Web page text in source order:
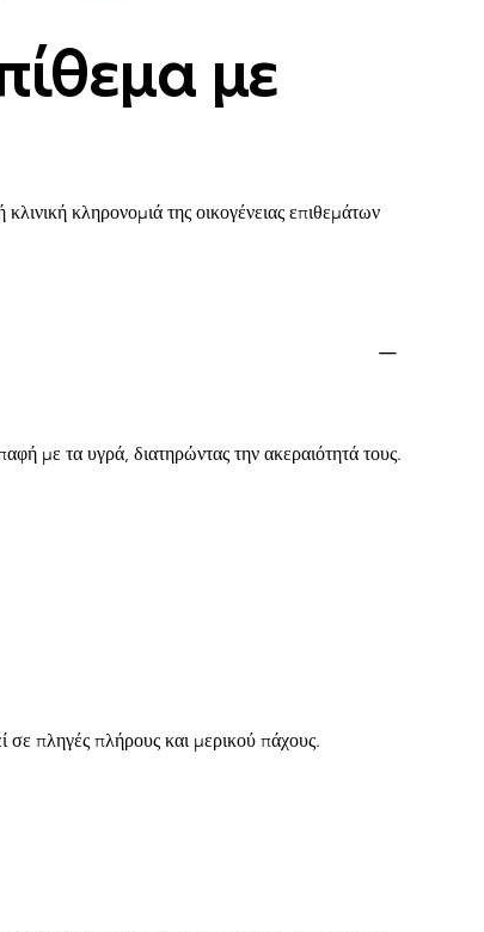
με
κληρονομιά της οικογένειας επιθεμάτων
με τα υγρά, διατηρώντας την ακεραιότητά τους.
σε πληγές πλήρους και μερικού πάχους.